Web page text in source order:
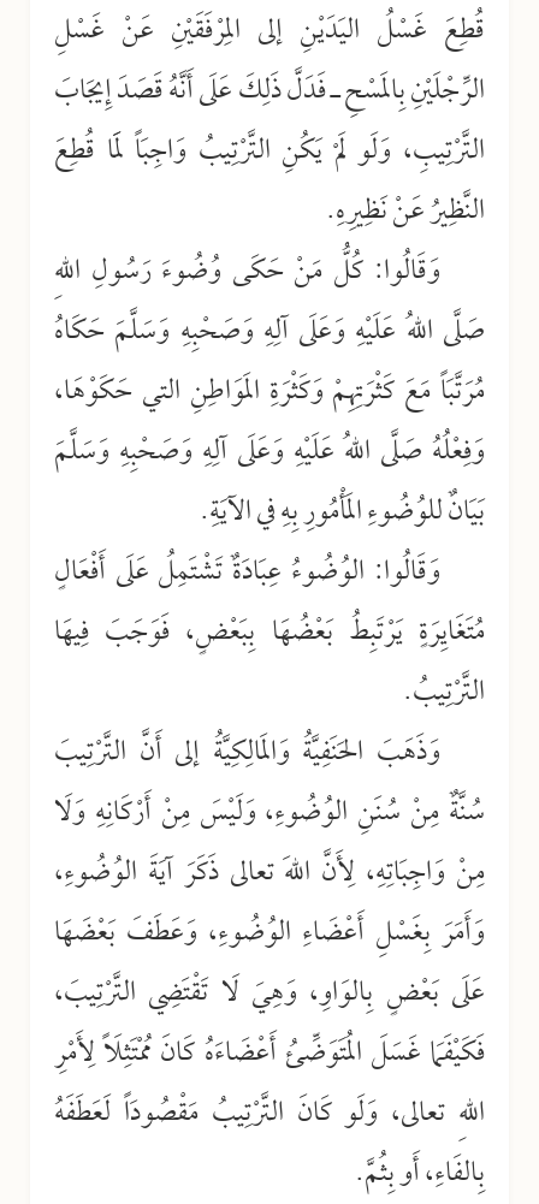
قُطِعَ غَسْلُ اليَدَيْنِ إلى المِرْفَقَيْنِ عَنْ غَسْلِ
الرِّجْلَيْنِ بِالمَسْحِ ـ فَدَلَّ ذَلِكَ عَلَى أَنَّهُ قَصَدَ إِيجَابَ
التَّرْتِيبِ، وَلَو لَمْ يَكُنِ التَّرْتِيبُ وَاجِبَاً لَمَا قُطِعَ
النَّظِيرُ عَنْ نَظِيرِهِ.
وَقَالُوا: كُلُّ مَنْ حَكَى وُضُوءَ رَسُولِ اللهِ
صَلَّى اللهُ عَلَيْهِ وَعَلَى آلِهِ وَصَحْبِهِ وَسَلَّمَ حَكَاهُ
مُرَتَّبَاً مَعَ كَثْرَتِهِمْ وَكَثْرَةِ المَوَاطِنِ التي حَكَوْهَا،
وَفِعْلُهُ صَلَّى اللهُ عَلَيْهِ وَعَلَى آلِهِ وَصَحْبِهِ وَسَلَّمَ
بَيَانٌ للوُضُوءِ المَأْمُورِ بِهِ في الآيَةِ.
وَقَالُوا: الوُضُوءُ عِبَادَةٌ تَشْتَمِلُ عَلَى أَفْعَالٍ
مُتَغَايِرَةٍ يَرْتَبِطُ بَعْضُهَا بِبَعْضٍ، فَوَجَبَ فِيهَا
التَّرْتِيبُ.
وَذَهَبَ الحَنَفِيَّةُ وَالمَالِكِيَّةُ إلى أَنَّ التَّرْتِيبَ
سُنَّةٌ مِنْ سُنَنِ الوُضُوءِ، وَلَيْسَ مِنْ أَرْكَانِهِ وَلَا
مِنْ وَاجِبَاتِهِ، لِأَنَّ اللهَ تعالى ذَكَرَ آيَةَ الوُضُوءِ،
وَأَمَرَ بِغَسْلِ أَعْضَاءِ الوُضُوءِ، وَعَطَفَ بَعْضَهَا
عَلَى بَعْضٍ بِالوَاوِ، وَهِيَ لَا تَقْتَضِي التَّرْتِيبَ،
فَكَيْفَمَا غَسَلَ المُتَوَضِّئُ أَعْضَاءَهُ كَانَ مُمْتَثِلَاً لِأَمْرِ
اللهِ تعالى، وَلَو كَانَ التَّرْتِيبُ مَقْصُودَاً لَعَطَفَهُ
بِالفَاءِ، أَو بِثُمَّ.